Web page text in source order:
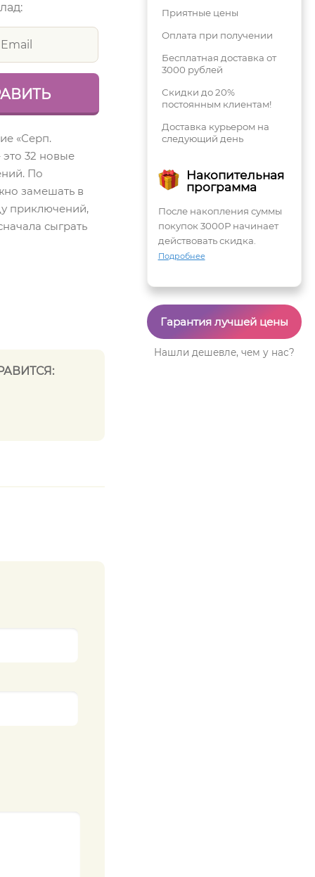
Приятные цены
Оплата при получении
Бесплатная доставка от
3000 рублей
Скидки до 20%
постоянным клиентам!
Доставка курьером на
следующий день
Накопительная
программа
После накопления суммы
покупок 3000Р начинает
действовать скидка.
Подробнее
Гарантия лучшей цены
Нашли дешевле, чем у нас?
«Серп.
32 новые
По
замешать в
приключений,
сыграть